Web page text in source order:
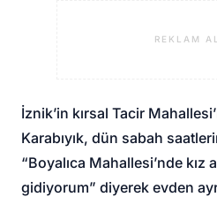
REKLAM
İznik’in kırsal Tacir
Karabıyık, dün sabah
“Boyalıca Mahallesi’nde kız
gidiyorum” diyerek evden